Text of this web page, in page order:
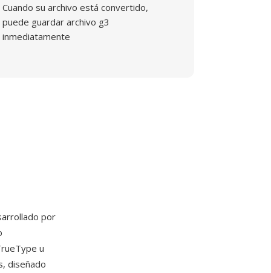
Cuando su archivo está convertido,
puede guardar archivo g3
inmediatamente
por
u
diseñado